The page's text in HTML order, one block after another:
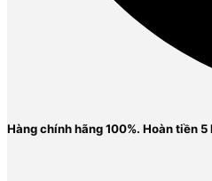
Hàng chính hãng 100%. Hoàn tiền 5